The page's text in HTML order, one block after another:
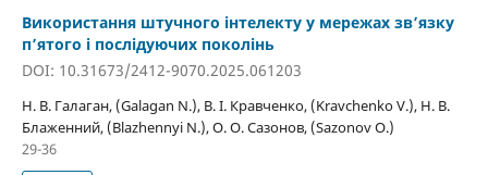
Використання штучного інтелекту у мережах зв’язку
п’ятого і послідуючих поколінь
DOI: 10.31673/2412-9070.2025.061203
Н. В. Галаган, (Galagan N.), В. І. Кравченко, (Kravchenko V.), Н. В.
Блаженний, (Blazhennyi N.), О. О. Сазонов, (Sazonov O.)
29-36